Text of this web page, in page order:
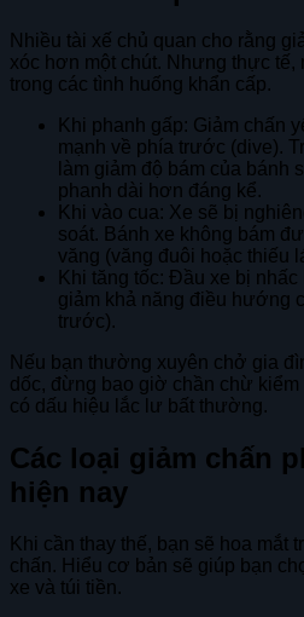
Nhiều tài xế chủ quan cho rằng
xóc hơn một chút. Nhưng thực tế,
trong các tình huống khẩn cấp.
Khi phanh gấp: Giảm chấn
mạnh về phía trước (dive).
làm giảm độ bám của bánh
phanh dài hơn đáng kể.
Khi vào cua: Xe sẽ bị
soát. Bánh xe không bám
văng (văng đuôi hoặc thiếu
Khi tăng tốc: Đầu xe bị
giảm khả năng điều hướng
trước).
Nếu bạn thường xuyên chở gia
dốc, đừng bao giờ chần chừ kiểm
có dấu hiệu lắc lư bất thường.
Các loại giảm chấn
hiện nay
Khi cần thay thế, bạn sẽ hoa mắt
chấn. Hiểu cơ bản sẽ giúp bạn
xe và túi tiền.